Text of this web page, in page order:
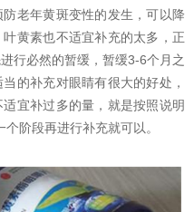
老年黄斑变性的发生，可以降
黄素也不适宜补充的太多，正
行必然的暂缓，暂缓3-6个月之
的补充对眼睛有很大的好处，
宜补过多的量，就是按照说明
阶段再进行补充就可以。